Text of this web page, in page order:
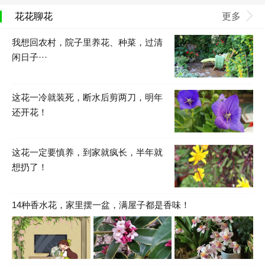
花花聊花 更多
我想回农村，院子里养花、种菜，过清
闲日子···
这花一冷就装死，断水后剪两刀，明年
还开花！
这花一定要慎养，到家就疯长，半年就
想扔了！
14种香水花，家里摆一盆，满屋子都是香味！